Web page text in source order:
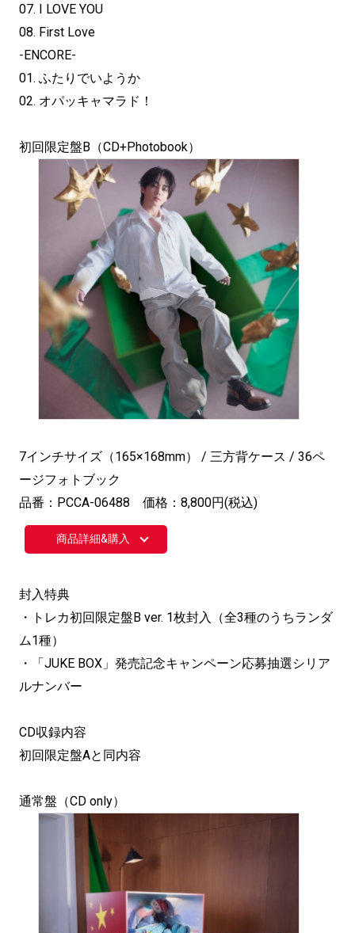
07. I LOVE YOU
08. First Love
-ENCORE-
01. ふたりでいようか
02. オパッキャマラド！
初回限定盤B（CD+Photobook）
7インチサイズ（165×168mm） / 三方背ケース / 36ペ
ージフォトブック
品番：PCCA-06488 価格：8,800円(税込)
商品詳細&購入
封入特典
・トレカ初回限定盤B ver. 1枚封入（全3種のうちランダ
ム1種）
・「JUKE BOX」発売記念キャンペーン応募抽選シリア
ルナンバー
CD収録内容
初回限定盤Aと同内容
通常盤（CD only）